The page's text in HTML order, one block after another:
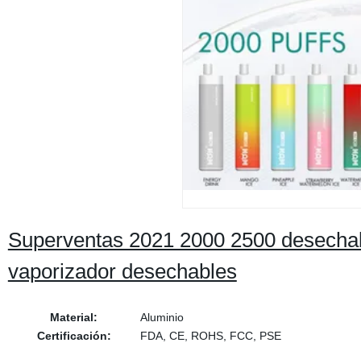
Superventas 2021 2000 2500
vaporizador desechables
Material:
Aluminio
Certificación:
FDA, CE, ROHS, FCC, PSE